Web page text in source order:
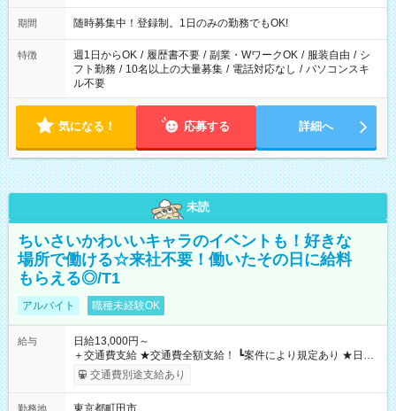
います！） 19:00～23:30 21:00～翌5:00 etc... ＊上記シフトは
一例です。現場により、時間が異なります！ ＊イベントが早く
期間 随時募集中！登録制。1日のみの勤務でもOK!
特徴 週1日からOK / 履歴書不要 / 副業・WワークOK / 服装自由 / シ
フト勤務 / 10名以上の大量募集 / 電話対応なし / パソコンスキ
ル不要
気になる！ 応募する 詳細へ
未読
ちいさいかわいいキャラのイベントも！好きな
場所で働ける☆来社不要！働いたその日に給料
もらえる◎/T1
アルバイト 職種未経験OK
給与
日給13,000円～
＋交通費支給 ★交通費全額支給！ ┗案件により規定あり ★日払
いOK！（規定あり） ┗働いたその日に現金GET♪ お仕事後はコ
ンビニATMから 日払い分を引き落とせます！ 【試用期間】試
交通費別途支給あり
勤務地 東京都町田市